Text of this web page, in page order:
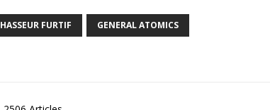
FURTIF GENERAL ATOMICS